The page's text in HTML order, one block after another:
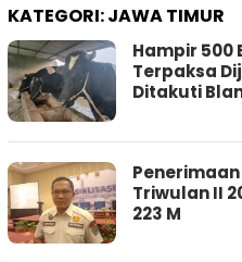
KATEGORI:JAWA TIMUR
Hampir 500
Terpaksa
Ditakuti
Triwulan II
223 M